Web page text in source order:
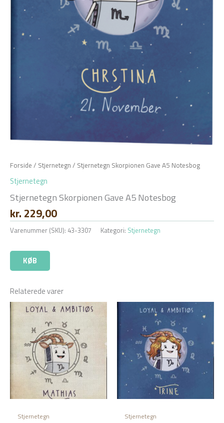
Forside / Stjernetegn / Stjernetegn Skorpionen Gave A5 Notesbog
Stjernetegn
Stjernetegn Skorpionen Gave A5 Notesbog
kr. 229,00
Varenummer (SKU): 43-3307 Kategori: Stjernetegn
KØB
Relaterede varer
Stjernetegn Stjernetegn